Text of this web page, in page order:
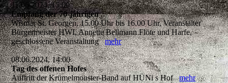
11.06.2024, 15:00
Empfang der 70-jährigen
Wismar St. Georgen, 15.00 Uhr bis 16.00 Uhr, Veranstalter
Bürgermeister HWI, Annette Bellmann Flöte und Harfe,
geschlossene Veranstaltungmehr
08.06.2024, 14:00
Tag des offenen Hofes
Auftritt der Krümelmonster-Band auf HÜNi s Hofmehr